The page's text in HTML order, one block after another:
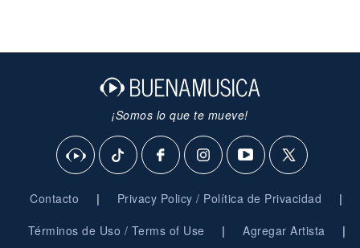
¡Somos lo que te mueve!
Contacto | Privacy Policy / Política de Privacidad |
Términos de Uso / Terms of Use | Agregar Artista |